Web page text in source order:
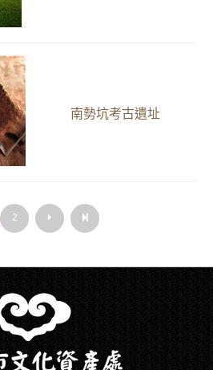
南勢坑考古遺址
2
下
一
下
一
頁
最
後
最
後
一